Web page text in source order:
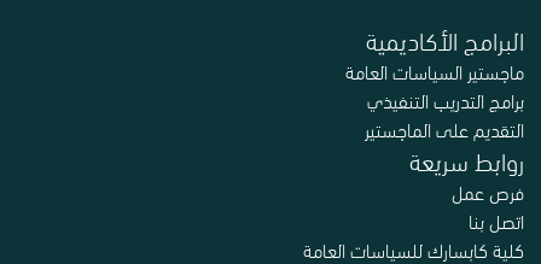
البرامج الأكاديمية
ماجستير السياسات العامة
برامج التدريب التنفيذي
التقديم على الماجستير
روابط سريعة
فرص عمل
اتصل بنا
كلية كابسارك للسياسات العامة